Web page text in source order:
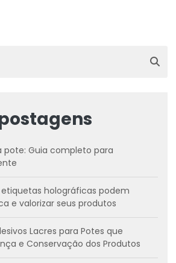
pote: Guia completo para
holográficas podem
e valorizar seus produtos
Lacres para Potes que
e Conservação dos Produtos